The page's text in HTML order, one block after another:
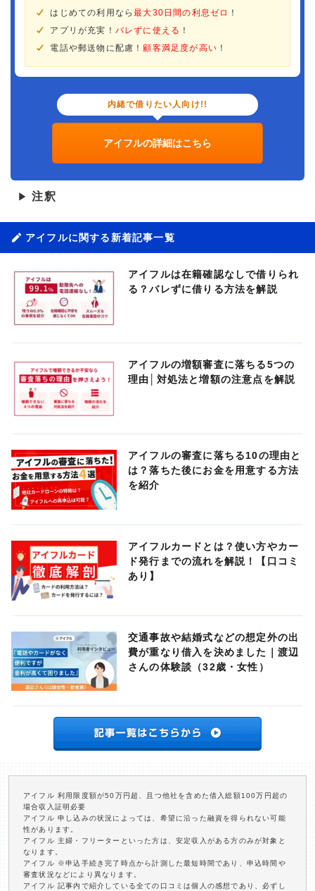
はじめての利用なら最大30日間の利息ゼロ ！
アプリが充実！ バレずに使える ！
電話や郵送物に配慮！ 顧客満足度が高い ！
内緒で借りたい人向け!!
アイフルの詳細はこちら
▶ 注釈
アイフルに関する新着記事一覧
アイフルは在籍確認なしで借りられ
る？バレずに借りる方法を解説
アイフルの増額審査に落ちる5つの
理由│対処法と増額の注意点を解説
アイフルの審査に落ちる10の理由と
は？落ちた後にお金を用意する方法
を紹介
アイフルカードとは？使い方やカー
ド発行までの流れを解説！【口コミ
あり】
交通事故や結婚式などの想定外の出
費が重なり借入を決めました｜渡辺
さんの体験談（32歳・女性）
アイフル 利用限度額が50万円超、且つ他社を含めた借入総額100万円超の
場合収入証明必要
アイフル 申し込みの状況によっては、希望に沿った融資を得られない可能
性があります。
アイフル 主婦・フリーターといった方は、安定収入がある方のみが対象と
なります。
アイフル ※申込手続き完了時点から計測した最短時間であり、申込時間や
審査状況などにより異なります。
アイフル 記事内で紹介している全ての口コミは個人の感想であり、必ずし